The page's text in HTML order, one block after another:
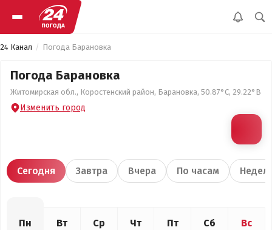
24 Канал Погода Барановка
Погода Барановка
Житомирская обл., Коростенский район, Барановка, 50.87°С, 29.22°В
Изменить город
Сегодня Завтра Вчера По часам
Пн Вт Ср Чт Пт Сб Вс